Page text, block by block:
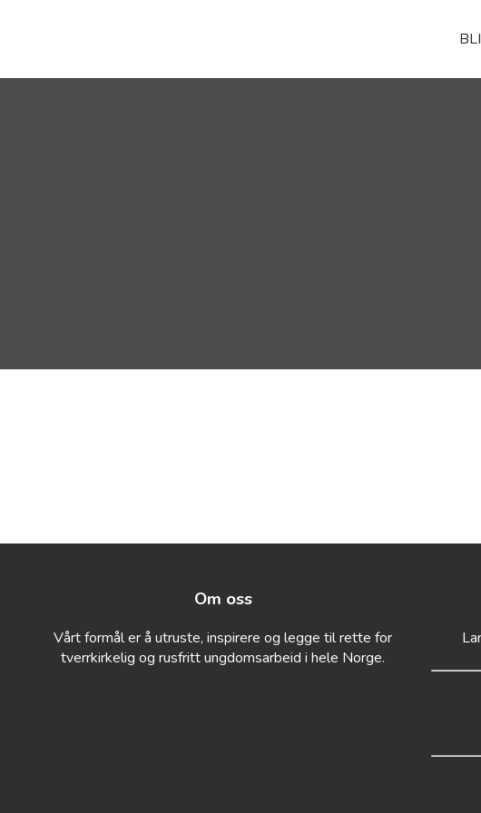
Om oss
Vårt formål er å utruste, inspirere og legge til rette for
tverrkirkelig og rusfritt ungdomsarbeid i hele Norge.